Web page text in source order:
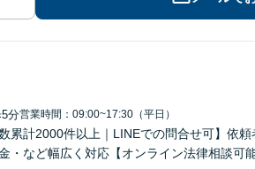
分営業時間：09:00~17:30（平日）
累計2000件以上｜LINEでの問合せ可】依
・など幅広く対応【オンライン法律相談可能